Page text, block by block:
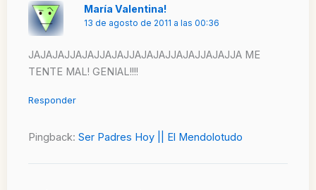
María Valentina!
13 de agosto de 2011 a las 00:36
JAJAJAJJAJAJJAJAJJAJAJAJJAJAJJAJAJJA ME
TENTE MAL! GENIAL!!!!
Responder
Pingback: Ser Padres Hoy || El Mendolotudo